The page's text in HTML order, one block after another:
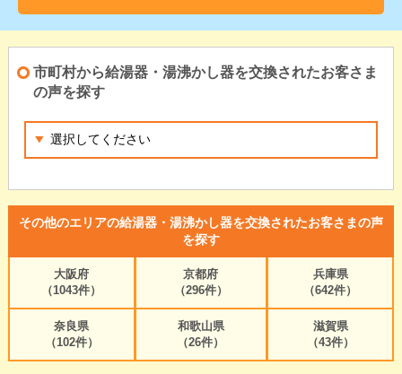
市町村から給湯器・湯沸かし器を交換されたお客さま
の声を探す
その他のエリアの給湯器・湯沸かし器を交換されたお客さまの声
を探す
大阪府
（1043件）
京都府
（296件）
兵庫県
（642件）
奈良県
（102件）
和歌山県
（26件）
滋賀県
（43件）